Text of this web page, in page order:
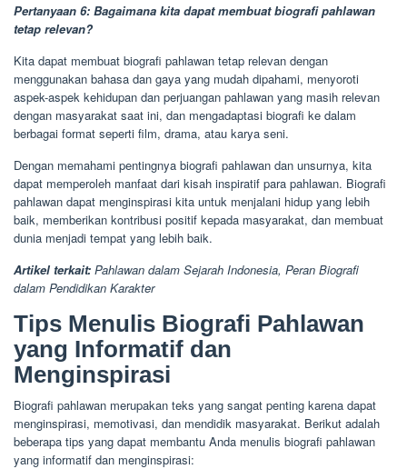
Pertanyaan 6: Bagaimana kita dapat membuat biografi pahlawan
tetap relevan?
Kita dapat membuat biografi pahlawan tetap relevan dengan
menggunakan bahasa dan gaya yang mudah dipahami, menyoroti
aspek-aspek kehidupan dan perjuangan pahlawan yang masih relevan
dengan masyarakat saat ini, dan mengadaptasi biografi ke dalam
berbagai format seperti film, drama, atau karya seni.
Dengan memahami pentingnya biografi pahlawan dan unsurnya, kita
dapat memperoleh manfaat dari kisah inspiratif para pahlawan. Biografi
pahlawan dapat menginspirasi kita untuk menjalani hidup yang lebih
baik, memberikan kontribusi positif kepada masyarakat, dan membuat
dunia menjadi tempat yang lebih baik.
Artikel terkait: Pahlawan dalam Sejarah Indonesia, Peran Biografi
dalam Pendidikan Karakter
Tips Menulis Biografi Pahlawan
yang Informatif dan
Menginspirasi
Biografi pahlawan merupakan teks yang sangat penting karena dapat
menginspirasi, memotivasi, dan mendidik masyarakat. Berikut adalah
beberapa tips yang dapat membantu Anda menulis biografi pahlawan
yang informatif dan menginspirasi: